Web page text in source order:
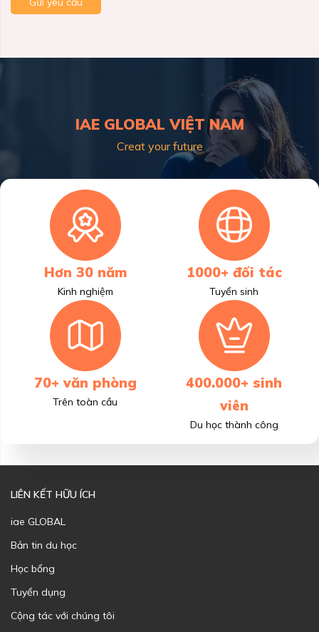
IAE GLOBAL VIỆT NAM
Creat your future
Hơn 30 năm
Kinh nghiệm
1000+ đối tác
Tuyển sinh
70+ văn phòng
Trên toàn cầu
400.000+ sinh
viên
Du học thành công
LIÊN KẾT HỮU ÍCH
iae GLOBAL
Bản tin du học
Học bổng
Tuyển dụng
Cộng tác với chúng tôi